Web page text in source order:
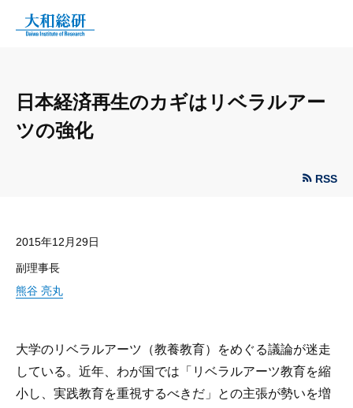
日本経済再生のカギはリベラルアー
ツの強化
RSS
2015年12月29日
副理事長
熊谷 亮丸
大学のリベラルアーツ（教養教育）をめぐる議論が迷走
している。近年、わが国では「リベラルアーツ教育を縮
小し、実践教育を重視するべきだ」との主張が勢いを増